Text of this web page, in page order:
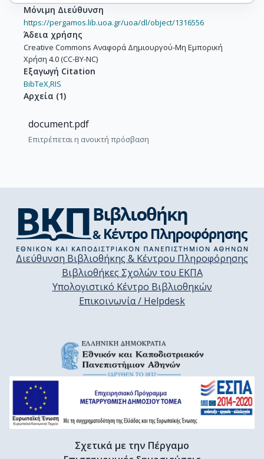
Μόνιμη Διεύθυνση
https://pergamos.lib.uoa.gr/uoa/dl/object/1316556
Άδεια χρήσης
Creative Commons Αναφορά Δημιουργού-Μη Εμπορική
Χρήση 4.0 (CC-BY-NC)
Εξαγωγή Citation
BibTeX,RIS
Αρχεία (1)
document.pdf
Επιτρέπεται η ανοικτή πρόσβαση
Διεύθυνση Βιβλιοθήκης & Κέντρου Πληροφόρησης
Βιβλιοθήκες Σχολών του ΕΚΠΑ
Υπολογιστικό Κέντρο Βιβλιοθηκών
Επικοινωνία / Helpdesk
Σχετικά με την Πέργαμο